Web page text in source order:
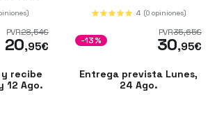
PVR28,54€
20,95€
y recibe
12 Ago.
4 (0 opiniones)
PVR35,65€
30,95€
-13%
Entrega prevista Lunes,
24 Ago.